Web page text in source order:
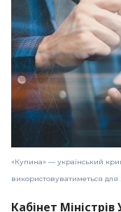
«Купина» — український
використовуватиметься для
Кабінет